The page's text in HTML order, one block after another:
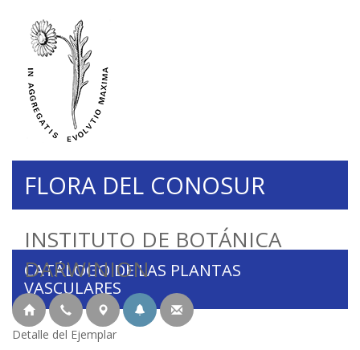
INSTITUTO DE BOTÁNICA
DARWINION
FLORA DEL CONOSUR
CATÁLOGO DE LAS PLANTAS
VASCULARES
Detalle del Ejemplar